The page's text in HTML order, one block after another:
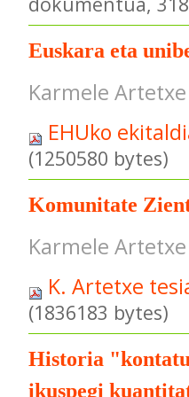
Euskara eta
Karmele
EHUko
(1250580 bytes)
Komunitate
Karmele
K. Artetxe
(1836183 bytes)
Historia
ikuspegi